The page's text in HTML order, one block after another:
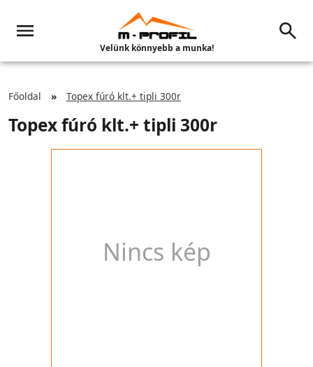
Velünk könnyebb a munka!
Főoldal Topex fúró klt.+ tipli 300r
Topex fúró klt.+ tipli 300r
Nincs kép